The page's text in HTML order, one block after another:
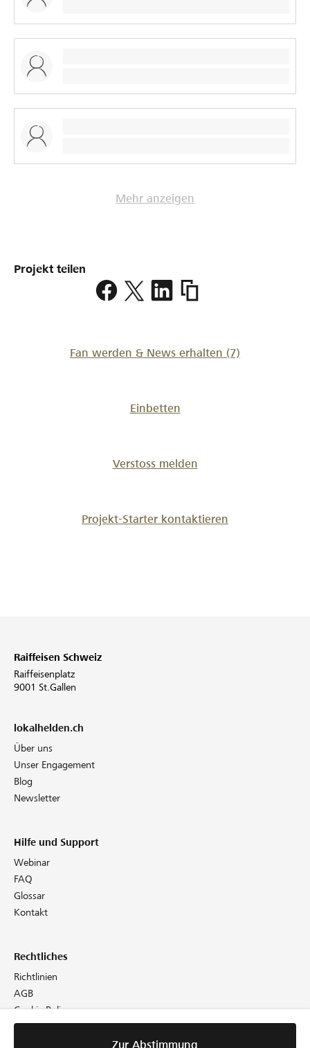
Mehr anzeigen
Projekt teilen
https://
Fan werden & News erhalten (7)
Einbetten
Verstoss melden
Projekt-Starter kontaktieren
Zur Abstimmung
Raiffeisen Schweiz
Raiffeisenplatz
9001 St.Gallen
lokalhelden.ch
Über uns
Unser Engagement
Blog
Newsletter
Hilfe und Support
Webinar
FAQ
Glossar
Kontakt
Rechtliches
Richtlinien
AGB
Cookie Policy
Datenschutz